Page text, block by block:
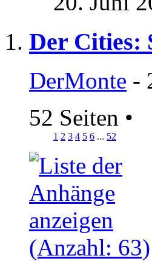
Der Cities:
DerMonte -
52 Seiten •
1 2 3 4 5 6 ... 52